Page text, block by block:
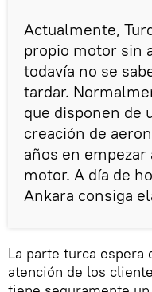
Actualmente,
propio motor sin
todavía no se
tardar.
que disponen de
creación de
años en
motor. A día de
Ankara consiga
La parte turca espera
atención de los